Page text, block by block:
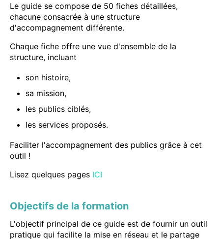
Le guide se compose de 50 fiches détaillées,
chacune consacrée à une structure
d'accompagnement différente.
Chaque fiche offre une vue d'ensemble de la
structure, incluant
son histoire,
sa mission,
les publics ciblés,
les services proposés.
Faciliter l'accompagnement des publics grâce à cet
outil !
Lisez quelques pages ICI
Objectifs de la formation
L'objectif principal de ce guide est de fournir un outil
pratique qui facilite la mise en réseau et le partage